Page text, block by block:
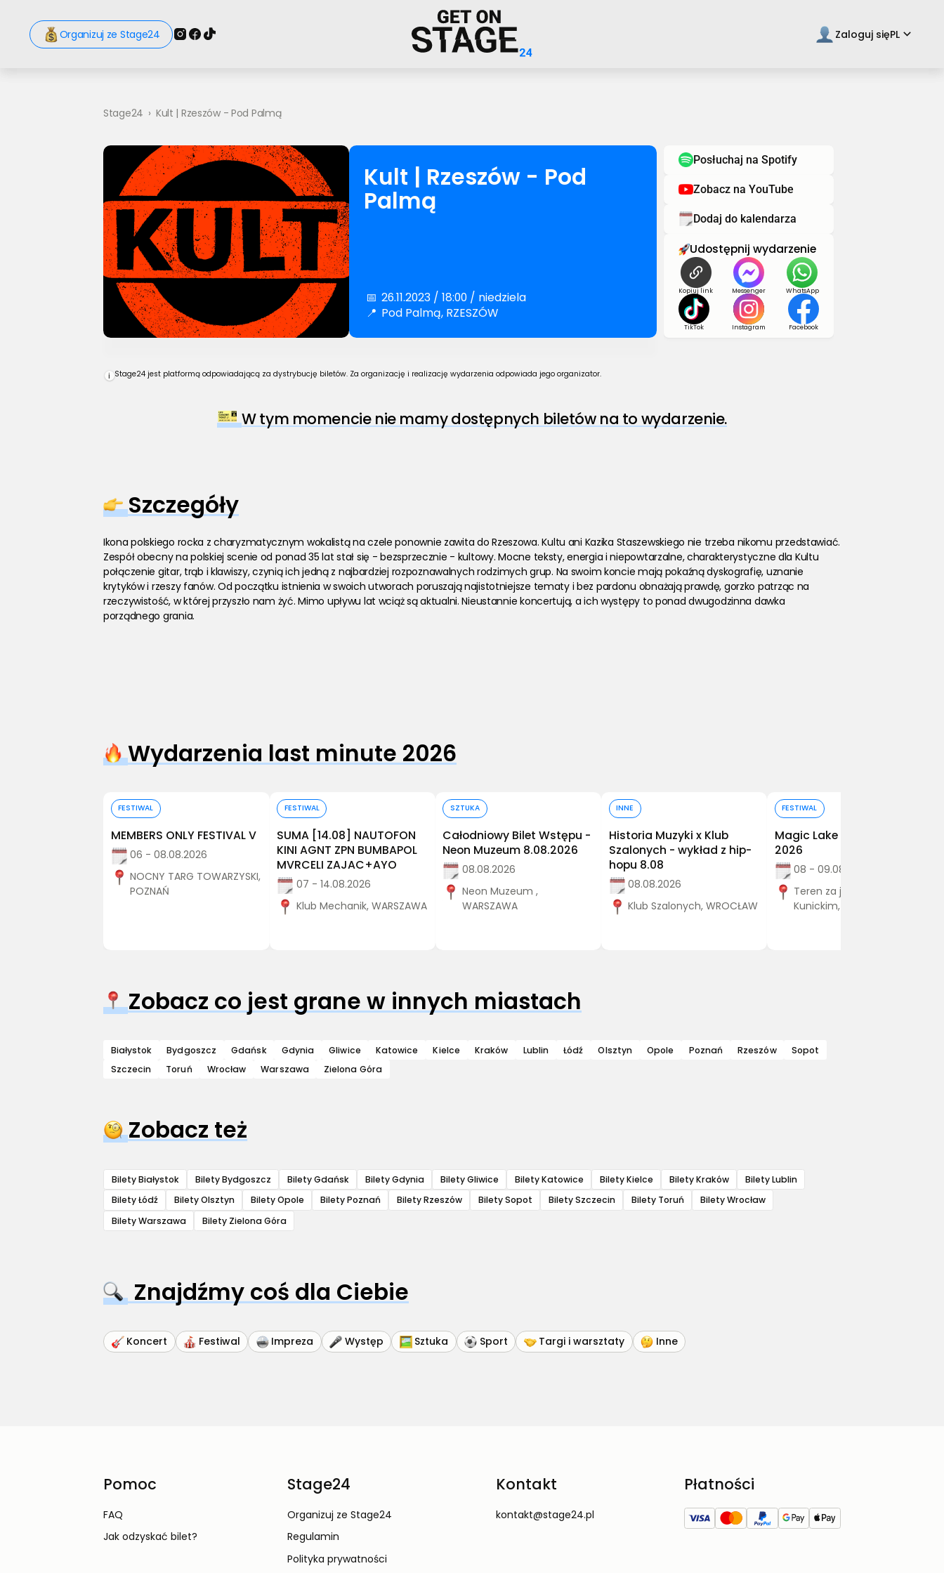
Organizuj ze Stage24 Zaloguj sięPL keyboard_arrow_down
Stage24 › Kult | Rzeszów - Pod Palmą
Kult | Rzeszów - Pod
Palmą
📅 26.11.2023 / 18:00 / niedziela
📍 Pod Palmą, RZESZÓW
Posłuchaj na Spotify
Zobacz na YouTube
Dodaj do kalendarza
Udostępnij wydarzenie
Kopiuj link Messenger WhatsApp
TikTok Instagram Facebook
i Stage24 jest platformą odpowiadającą za dystrybucję biletów. Za organizację i realizację wydarzenia odpowiada jego organizator.
W tym momencie nie mamy dostępnych biletów na to wydarzenie.
Szczegóły
Ikona polskiego rocka z charyzmatycznym wokalistą na czele ponownie zawita do Rzeszowa. Kultu ani Kazika Staszewskiego nie trzeba nikomu przedstawiać.
Zespół obecny na polskiej scenie od ponad 35 lat stał się - bezsprzecznie - kultowy. Mocne teksty, energia i niepowtarzalne, charakterystyczne dla Kultu
połączenie gitar, trąb i klawiszy, czynią ich jedną z najbardziej rozpoznawalnych rodzimych grup. Na swoim koncie mają pokaźną dyskografię, uznanie
krytyków i rzeszy fanów. Od początku istnienia w swoich utworach poruszają najistotniejsze tematy i bez pardonu obnażają prawdę, gorzko patrząc na
rzeczywistość, w której przyszło nam żyć. Mimo upływu lat wciąż są aktualni. Nieustannie koncertują, a ich występy to ponad dwugodzinna dawka
porządnego grania.
Wydarzenia last minute 2026
FESTIWAL
MEMBERS ONLY FESTIVAL V
06 - 08.08.2026
NOCNY TARG TOWARZYSKI,
POZNAŃ
FESTIWAL
SUMA [14.08] NAUTOFON
KINI AGNT ZPN BUMBAPOL
MVRCELI ZAJAC+AYO
07 - 14.08.2026
Klub Mechanik, WARSZAWA
SZTUKA
Całodniowy Bilet Wstępu -
Neon Muzeum 8.08.2026
08.08.2026
Neon Muzeum ,
WARSZAWA
INNE
Historia Muzyki x Klub
Szalonych - wykład z hip-
hopu 8.08
08.08.2026
Klub Szalonych, WROCŁAW
FESTIWAL
Magic Lake Festival Kunice
2026
08 - 09.08.2026
Teren za jeziorem
Kunickim, Kunice
Zobacz co jest grane w innych miastach
Białystok Bydgoszcz Gdańsk Gdynia Gliwice Katowice Kielce Kraków Lublin Łódź Olsztyn Opole Poznań Rzeszów
Sopot
Szczecin
Toruń Wrocław Warszawa Zielona Góra
Zobacz też
Bilety Białystok Bilety Bydgoszcz Bilety Gdańsk Bilety Gdynia Bilety Gliwice Bilety Katowice Bilety Kielce Bilety Kraków
Bilety Lublin
Bilety Łódź
Bilety Olsztyn Bilety Opole Bilety Poznań Bilety Rzeszów Bilety Sopot Bilety Szczecin Bilety Toruń
Bilety Wrocław
Bilety Warszawa
Bilety Zielona Góra
Znajdźmy coś dla Ciebie
Koncert Festiwal Impreza Występ Sztuka Sport Targi i warsztaty Inne
Pomoc
FAQ
Jak odzyskać bilet?
Stage24
Organizuj ze Stage24
Regulamin
Polityka prywatności
Kontakt
kontakt@stage24.pl
Płatności